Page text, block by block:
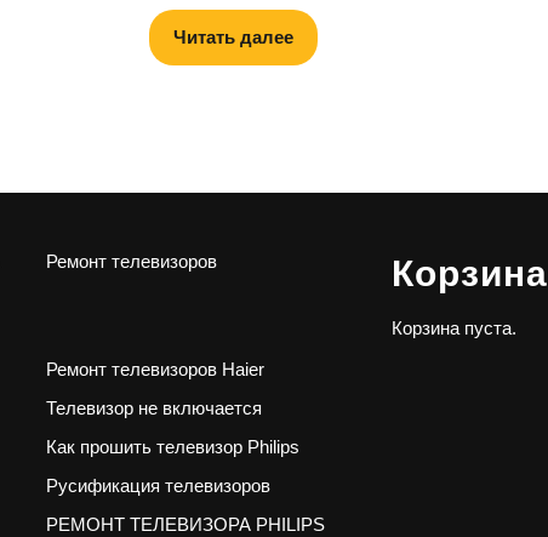
Читать далее
Ремонт телевизоров
Ремонт телевизоров Haier
Телевизор не включается
Как прошить телевизор Philips
Русификация телевизоров
РЕМОНТ ТЕЛЕВИЗОРА PHILIPS
Корзина
Корзина пуста.